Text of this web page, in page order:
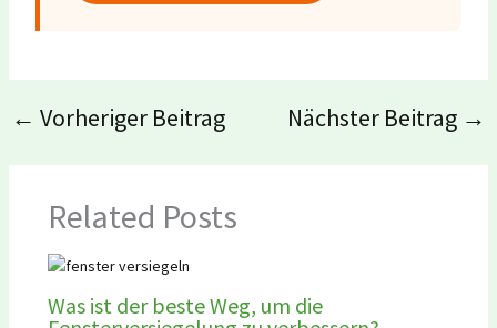
← Vorheriger Beitrag Nächster Beitrag →
Related Posts
Was ist der beste Weg, um die